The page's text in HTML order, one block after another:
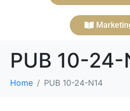
PUB 10-24-
Home PUB 10-24-N14